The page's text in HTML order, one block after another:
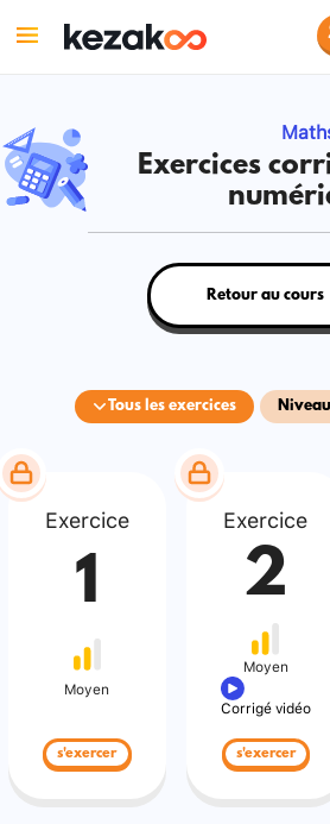
Exercices
Tous les exercices
Retour au cours
Exercice
1
Moyen
s'exercer
Exercice
2
Moyen
Corrigé vidéo
s'exercer